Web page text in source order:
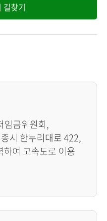
길찾기
임금위원회,
시 한누리대로 422,
여 고속도로 이용